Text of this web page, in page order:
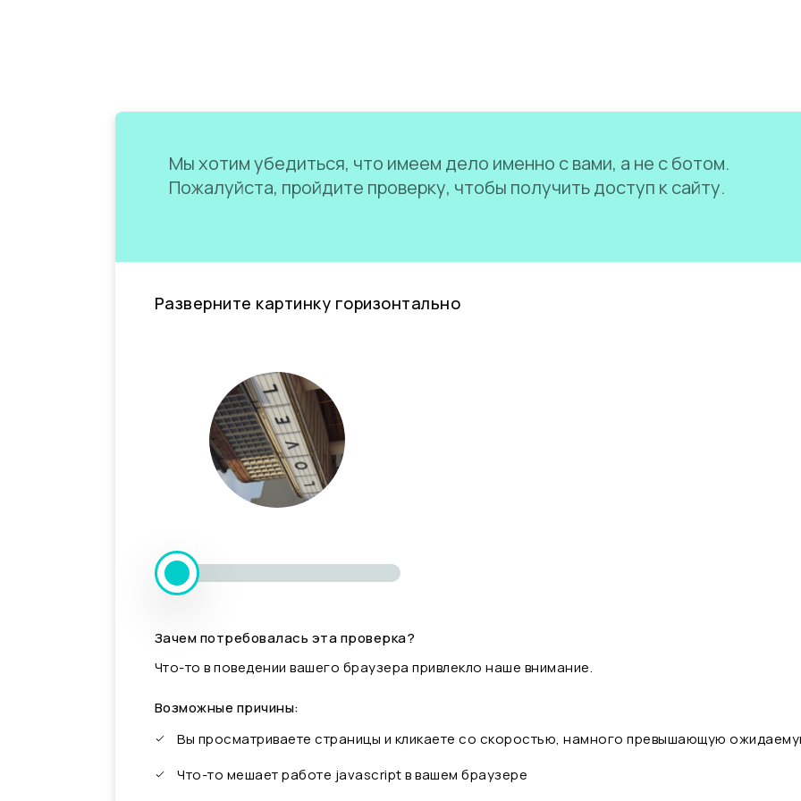
Мы хотим убедиться, что имеем дело именно с вами, а не с ботом.
Пожалуйста, пройдите проверку, чтобы получить доступ к сайту.
Разверните картинку горизонтально
Зачем потребовалась эта проверка?
Что-то в поведении вашего браузера привлекло наше внимание.
Возможные причины:
Вы просматриваете страницы и кликаете со скоростью, намного превышающую
Что-то мешает работе javascript в вашем браузере